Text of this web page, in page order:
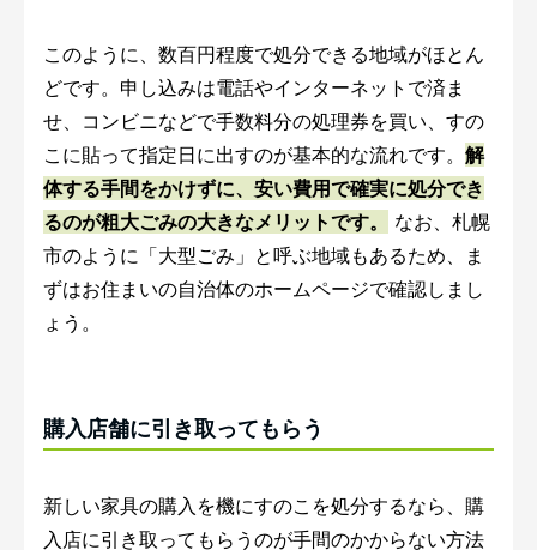
このように、数百円程度で処分できる地域がほとん
どです。申し込みは電話やインターネットで済ま
せ、コンビニなどで手数料分の処理券を買い、すの
こに貼って指定日に出すのが基本的な流れです。 解
体する手間をかけずに、安い費用で確実に処分でき
るのが粗大ごみの大きなメリットです。
なお、札幌
市のように「大型ごみ」と呼ぶ地域もあるため、ま
ずはお住まいの自治体のホームページで確認しまし
ょう。
購入店舗に引き取ってもらう
新しい家具の購入を機にすのこを処分するなら、購
入店に引き取ってもらうのが手間のかからない方法